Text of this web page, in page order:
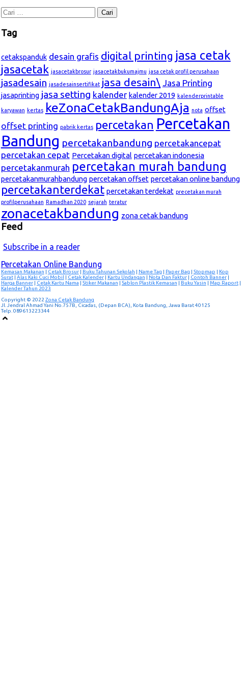
Cari
untuk:
Tag
cetakspanduk desain grafis digital printing jasa cetak
jasacetak jasacetakbrosur jasacetakbukumajmu jasa cetak profil perusahaan
jasadesain jasadesainsertifikat jasa desain\ Jasa Printing
jasaprinting jasa setting kalender kalender 2019 kalenderprintable
karyawan kertas keZonaCetakBandungAja nota offset
offset printing pabrik kertas percetakan Percetakan
Bandung percetakanbandung percetakancepat
percetakan cepat Percetakan digital percetakan indonesia
percetakanmurah percetakan murah bandung
percetakanmurahbandung percetakan offset percetakan online bandung
percetakanterdekat percetakan terdekat precetakan murah
profilperusahaan Ramadhan 2020 sejarah teratur
zonacetakbandung zona cetak bandung
Feed
Subscribe in a reader
Percetakan Online Bandung
Kemasan Makanan | Cetak Brosur| Buku Tahunan Sekolah | Name Tag | Paper Bag | Stopmap | Kop
Surat| Alas Kaki Cuci Mobil | Cetak Kalender| Kartu Undangan | Nota Dan Faktur| Contoh Banner|
Harga Banner| Cetak Kartu Nama | Stiker Makanan | Sablon Plastik Kemasan | Buku Yasin | Map Raport|
Kalender Tahun 2023
Copyright © 2022 Zona Cetak Bandung
Jl. Jendral Ahmad Yani No.757B, Cicadas, (Depan BCA), Kota Bandung, Jawa Barat 40125
Telp. 089613223344